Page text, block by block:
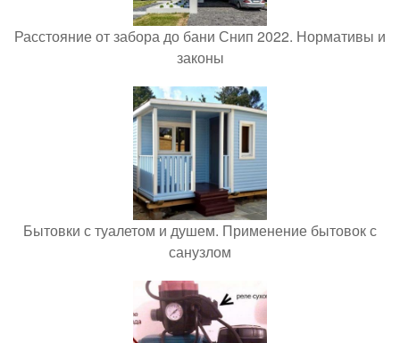
Расстояние от забора до бани Снип 2022. Нормативы и
законы
Бытовки с туалетом и душем. Применение бытовок с
санузлом